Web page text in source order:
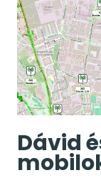
Dávid